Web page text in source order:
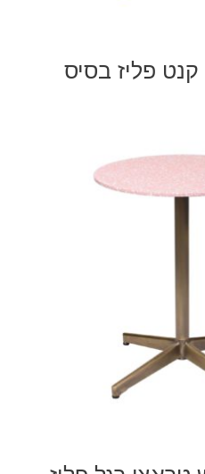
קנט פליז בסיס